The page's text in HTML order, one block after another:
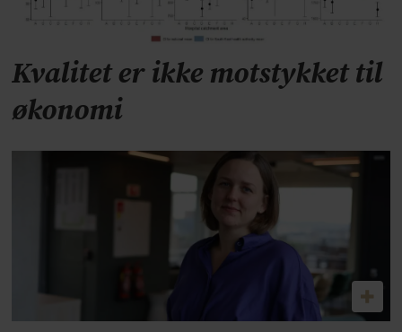
Kvalitet er ikke motstykket til
økonomi